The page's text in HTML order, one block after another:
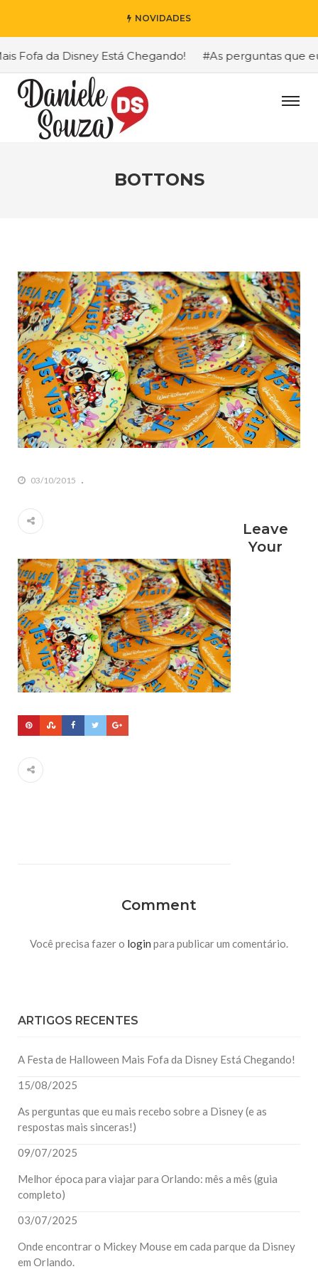
NOVIDADES
da Disney Está Chegando! #As perguntas que eu
BOTTONS
03/10/2015
Leave
Your
Comment
Você precisa fazer o login para publicar um comentário.
ARTIGOS RECENTES
A Festa de Halloween Mais Fofa da Disney Está Chegando!
15/08/2025
As perguntas que eu mais recebo sobre a Disney (e as
respostas mais sinceras!)
09/07/2025
Melhor época para viajar para Orlando: mês a mês (guia
completo)
03/07/2025
Onde encontrar o Mickey Mouse em cada parque da Disney
em Orlando.